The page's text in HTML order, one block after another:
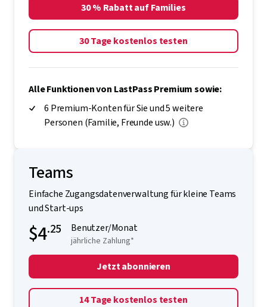
30 % Rabatt auf Families
30 Tage kostenlos testen
Alle Funktionen von LastPass Premium sowie:
6 Premium-Konten für Sie und 5 weitere
Personen (Familie, Freunde usw.)
Teams
Einfache Zugangsdatenverwaltung für kleine Teams
und Start-ups
$4.25 Benutzer/Monat
jährliche Zahlung*
Jetzt abonnieren
14 Tage kostenlos testen